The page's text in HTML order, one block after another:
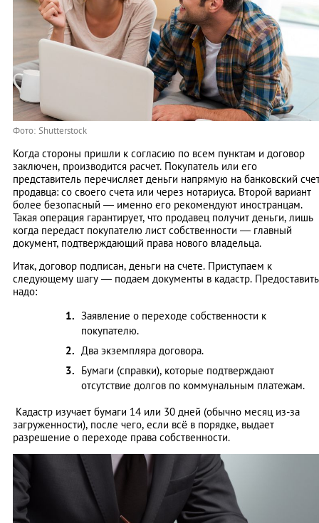
Фото: Shutterstock
Когда стороны пришли к согласию по всем пунктам и договор
заключен, производится расчет. Покупатель или его
представитель перечисляет деньги напрямую на банковский
продавца: со своего счета или через нотариуса. Второй вариант
более безопасный ― именно его рекомендуют иностранцам.
Такая операция гарантирует, что продавец получит деньги, лишь
когда передаст покупателю лист собственности ― главный
документ, подтверждающий права нового владельца.
Итак, договор подписан, деньги на счете. Приступаем к
следующему шагу ― подаем документы в кадастр. Предоставить
надо:
Заявление о переходе собственности к
покупателю.
Два экземпляра договора.
Бумаги (справки), которые подтверждают
отсутствие долгов по коммунальным платежам.
Кадастр изучает бумаги 14 или 30 дней (обычно месяц из-за
загруженности), после чего, если всё в порядке, выдает
разрешение о переходе права собственности.